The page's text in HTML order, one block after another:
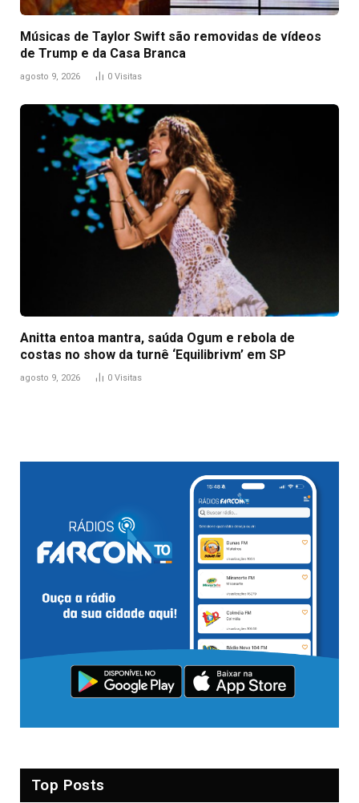
Músicas de Taylor Swift são removidas de vídeos
de Trump e da Casa Branca
agosto 9, 2026 0 Visitas
Anitta entoa mantra, saúda Ogum e rebola de
costas no show da turnê ‘Equilibrivm’ em SP
agosto 9, 2026 0 Visitas
Top Posts